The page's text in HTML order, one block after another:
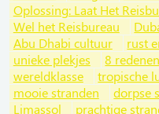
Oplossing: Laat Het
Wel het Reisbureau
Abu Dhabi cultuur
rust
unieke plekjes
8
wereldklasse
tropische
mooie stranden
dorpse
Limassol
prachtige